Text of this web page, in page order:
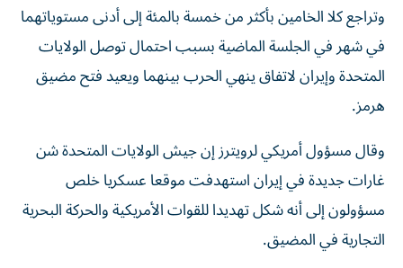
وتراجع كلا الخامين بأكثر من ‌خمسة بالمئة إلى أدنى مستوياتهما
في شهر في الجلسة الماضية بسبب احتمال توصل الولايات
المتحدة وإيران لاتفاق ينهي ⁠الحرب بينهما ويعيد فتح مضيق
هرمز.
وقال مسؤول أمريكي لرويترز إن جيش الولايات المتحدة شن
غارات جديدة في إيران ​استهدفت ‌موقعا عسكريا خلص
مسؤولون إلى أنه شكل تهديدا للقوات ‌الأمريكية والحركة البحرية
التجارية في المضيق.